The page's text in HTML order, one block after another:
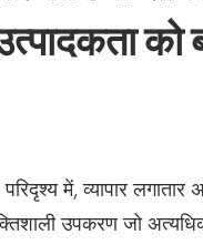
को
में, व्यापार
उपकरण जो